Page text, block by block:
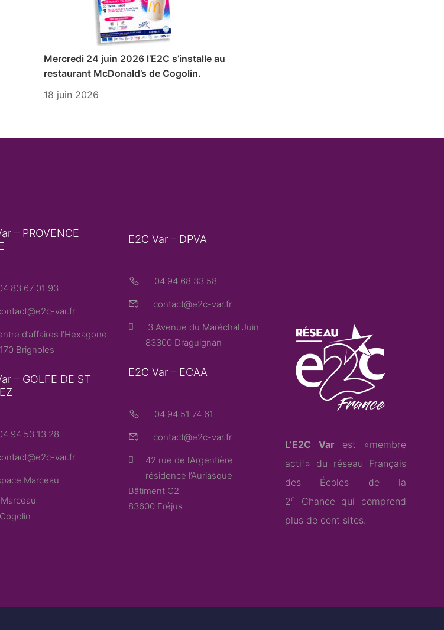
Mercredi 24 juin 2026 l’E2C s’installe au
restaurant McDonald’s de Cogolin.
18 juin 2026
– PROVENCE
83 67 01 93
var.fr
d’affaires l’Hexagone
Brignoles
– GOLFE DE ST
94 53 13 28
var.fr
Marceau
E2C Var – DPVA
04 94 68 33 58
contact@e2c-var.fr
3 Avenue du Maréchal Juin
83300 Draguignan
E2C Var – ECAA
04 94 51 74 61
contact@e2c-var.fr
42 rue de l’Argentière
résidence l’Auriasque
Bâtiment C2
83600 Fréjus
L’E2C Varest «membre
actif» du réseau Français
des Écoles de la
2e Chancequi comprend
plus de cent sites.